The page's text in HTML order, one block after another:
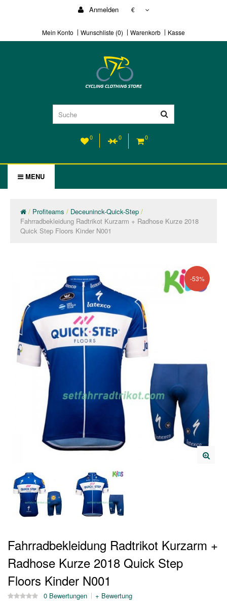
Anmelden €
Mein Konto Wunschliste (0) Warenkorb Kasse
0 0 0
MENU
Profiteams
Deceuninck-Quick-Step
Fahrradbekleidung Radtrikot Kurzarm + Radhose Kurze 2018
Quick Step Floors Kinder N001
-53%
Fahrradbekleidung Radtrikot Kurzarm +
Radhose Kurze 2018 Quick Step
Floors Kinder N001
0 Bewertungen + Bewertung